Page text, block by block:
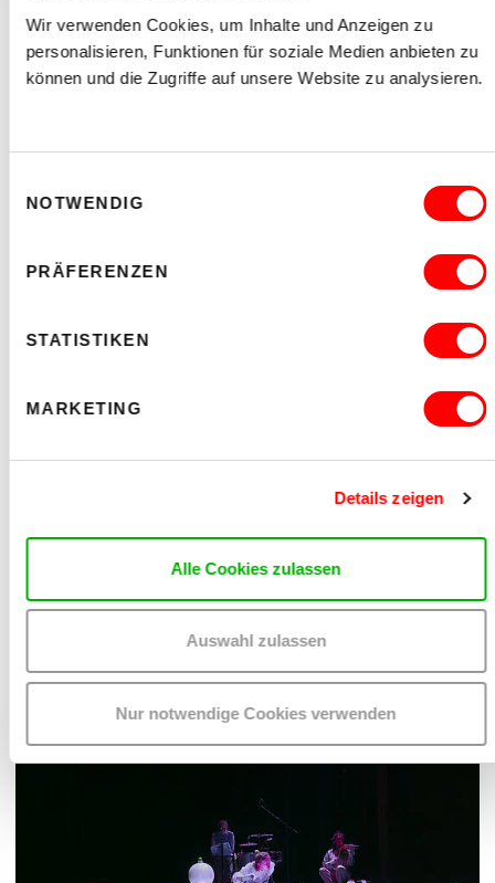
Wir verwenden Cookies, um Inhalte und Anzeigen zu
personalisieren, Funktionen für soziale Medien anbieten zu
können und die Zugriffe auf unsere Website zu analysieren.
NOTWENDIG
PRÄFERENZEN
STATISTIKEN
MARKETING
Details zeigen
Alle Cookies zulassen
Auswahl zulassen
Nur notwendige Cookies verwenden
Barrierefrei über Lift B
READ MORE
MIT JAN RESPERGER UND NICOLE SCHUSTER
Mo 17.08.2026 bis Do 20.08.2026
Barrierefrei über Lift B
READ MORE